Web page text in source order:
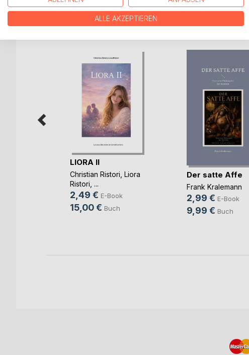
WEITERE TITEL BEIBoD
LIORA II
Christian Ristori Liora
Ristori , ...
2,49 € E-Book
15,00 € Buch
Der satte Affe
Frank Kralemann
2,99 € E-Book
9,99 € Buch
ALLE AKZEPTIEREN